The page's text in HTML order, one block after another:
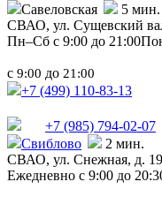
Савеловская
5 мин.
СВАО, ул. Сущевский
Пн–Сб с 9:00 до 21:00
с 9:00 до 21:00
+7 (499) 110-83-13
+7 (985) 794-02-07
Свиблово
2 мин.
СВАО, ул. Снежная, д.
Ежедневно с 9:00 до